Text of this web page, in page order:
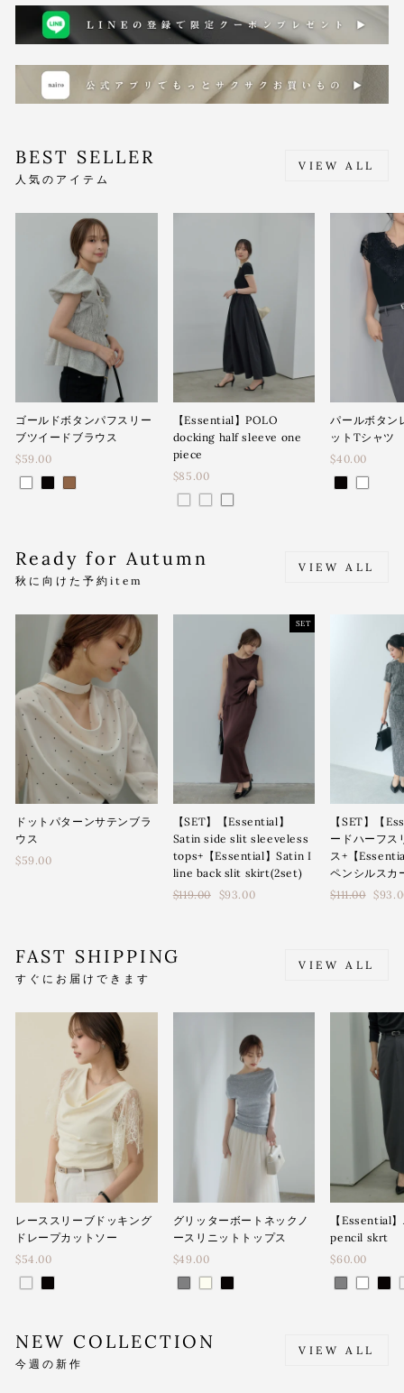
BEST SELLER
人気のアイテム
VIEW ALL
ゴールドボタンパフスリー
ブツイードブラウス
$59.00
【Essential】POLO
docking half sleeve one
piece
$85.00
パールボタン
ットTシャツ
$40.00
Ready for Autumn
秋に向けた予約item
VIEW ALL
ドットパターンサテンブラ
ウス
$59.00
SET
【SET】【Essential】
Satin side slit sleeveless
tops+【Essential】Satin I
line back slit skirt(2set)
通
$119.00 $93.00
【SET】【
ードハーフス
ス+【
ペンシルスカ
通
$111.00
FAST SHIPPING
すぐにお届けできます
VIEW ALL
レーススリーブドッキング
ドレープカットソー
$54.00
グリッターボートネックノ
ースリニットトップス
$49.00
【Essential
pencil skrt
$60.00
NEW COLLECTION
今週の新作
VIEW ALL